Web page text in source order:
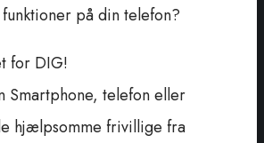
på din telefon?
for DIG!
Smartphone, telefon eller
hjælpsomme frivillige fra